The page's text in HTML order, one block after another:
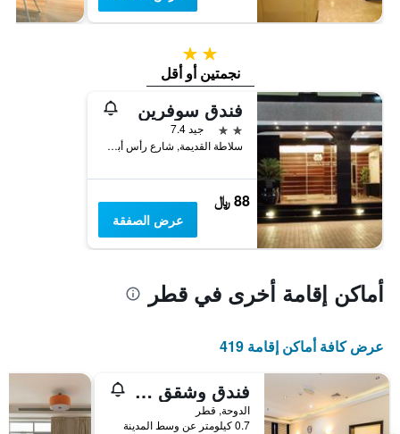
2 نجمتين
نجمتين أو أقل
فندق سوفرين
2 نجمتين
جيد 7.4
سلاطة القديمة, شارع رأس أبو عبود,اشارة صنعاء, ص.ب 18141, الدوحة, قطر
88 ﷼
عرض الصفقة
أماكن إقامة أخرى في قطر
عرض كافة أماكن إقامة 419
فندق وشقق رويال ميراج
الدوحة, قطر
0.7 كيلومتر عن وسط المدينة